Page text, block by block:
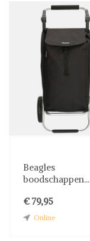
Beagles
boodschappen...
€ 79,95
Online